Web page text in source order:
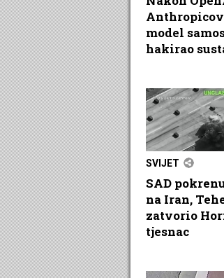
model
hakirao
SVIJET
SAD
na Iran,
zatvorio
tjesnac